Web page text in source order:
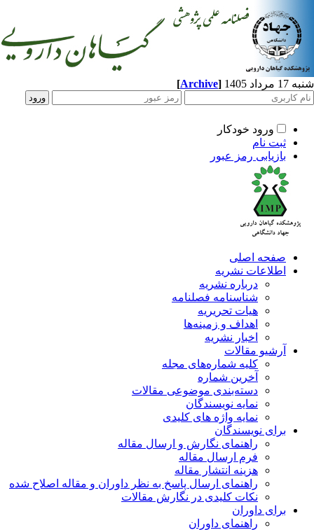
1405
[Archive]
ورود خودکار
ثبت نام
بازیابی رمز عبور
صفحه اصلی
اطلاعات نشریه
درباره نشریه
شناسنامه فصلنامه
هیات تحریریه
اهداف و زمینه‌ها
اخبار نشریه
آرشیو مقالات
کلیه شماره‌های مجله
آخرین شماره
دسته‌بندی موضوعی مقالات
نمایه نویسندگان
نمایه واژه های کلیدی
برای نویسندگان
راهنمای نگارش و ارسال مقاله
فرم ارسال مقاله
هزینه انتشار مقاله
راهنمای ارسال پاسخ به نظر داوران و مقاله اصلاح شده
نکات کلیدی در نگارش مقالات
برای داوران
راهنمای داوران